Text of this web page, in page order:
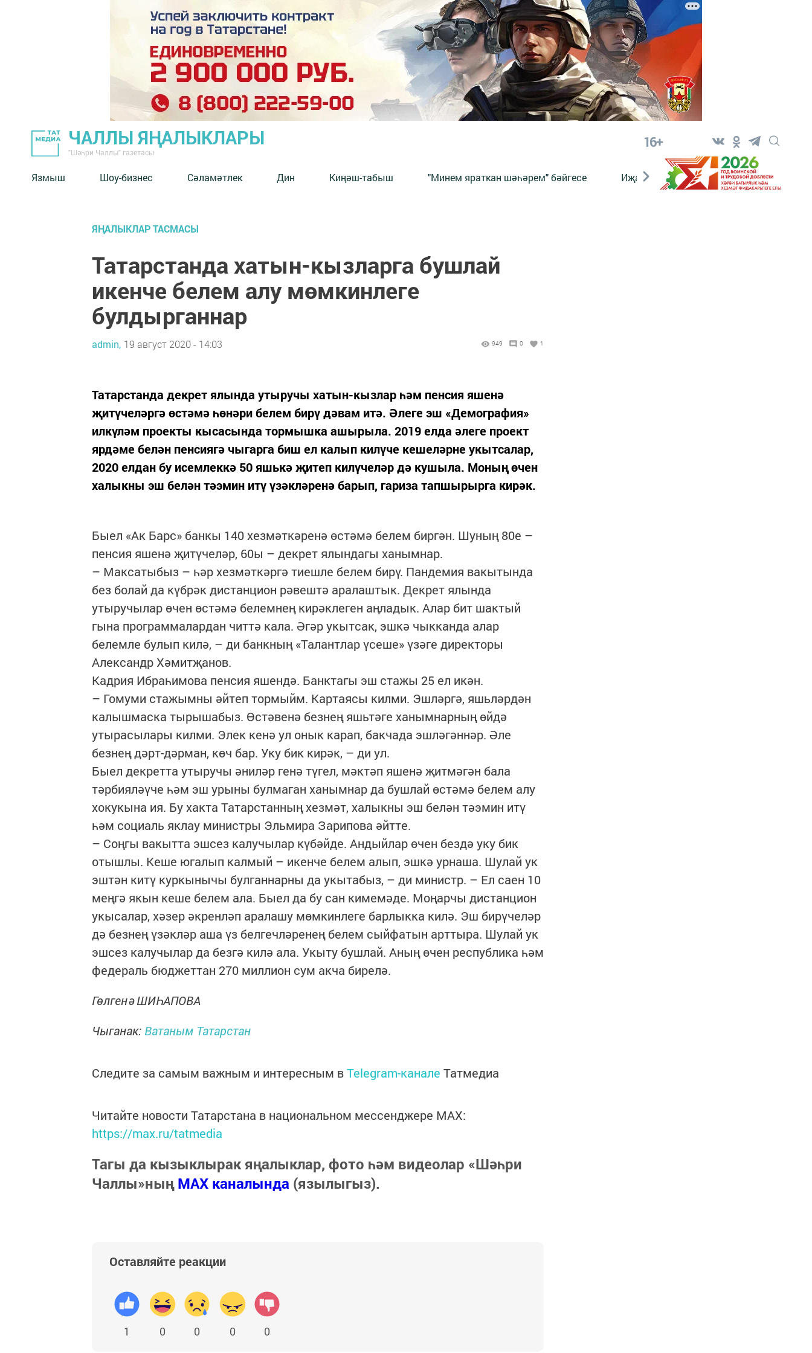
ЧАЛЛЫ ЯҢАЛЫКЛАРЫ
"Шәһри Чаллы" газетасы
16+
Язмыш Шоу-бизнес Сәламәтлек Дин Киңәш-табыш "Минем яраткан шәһәрем" бәйгесе Иҗат Реклама Онлайн
ЯҢАЛЫКЛАР ТАСМАСЫ
Татарстанда хатын-кызларга бушлай
икенче белем алу мөмкинлеге
булдырганнар
admin, 19 август 2020 - 14:03 949 0 1
Татарстанда декрет ялында утыручы хатын-кызлар һәм пенсия яшенә
җитүчеләргә өстәмә һөнәри белем бирү дәвам итә. Әлеге эш «Демография»
илкүләм проекты кысаcында тормышка ашырыла. 2019 елда әлеге проект
ярдәме белән пенсиягә чыгарга биш ел калып килүче кешеләрне укытсалар,
2020 елдан бу исемлеккә 50 яшькә җитеп килүчеләр дә кушыла. Моның өчен
халыкны эш белән тәэмин итү үзәкләренә барып, гариза тапшырырга кирәк.
Быел «Ак Барс» банкы 140 хезмәткәренә өстәмә белем биргән. Шуның 80е –
пенсия яшенә җитүчеләр, 60ы – декрет ялындагы ханымнар.
– Максатыбыз – һәр хезмәткәргә тиешле белем бирү. Пандемия вакытында
без болай да күбрәк дистанцион рәвештә аралаштык. Декрет ялында
утыручылар өчен өстәмә белемнең кирәклеген аңладык. Алар бит шактый
гына программалардан читтә кала. Әгәр укытсак, эшкә чыкканда алар
белемле булып килә, – ди банкның «Талантлар үсеше» үзәге директоры
Александр Хәмитҗанов.
Кадрия Ибраһимова пенсия яшендә. Банктагы эш стажы 25 ел икән.
– Гомуми стажымны әйтеп тормыйм. Картаясы килми. Эшләргә, яшьләрдән
калышмаска тырышабыз. Өстәвенә безнең яшьтәге ханымнарның өйдә
утырасылары килми. Элек кенә ул онык карап, бакчада эшләгәннәр. Әле
безнең дәрт-дәрман, көч бар. Уку бик кирәк, – ди ул.
Быел декретта утыручы әниләр генә түгел, мәктәп яшенә җитмәгән бала
тәрбияләүче һәм эш урыны булмаган ханымнар да бушлай өстәмә белем алу
хокукына ия. Бу хакта Татарстанның хезмәт, халыкны эш белән тәэмин итү
һәм социаль яклау министры Эльмира Зарипова әйтте.
– Соңгы вакытта эшсез калучылар күбәйде. Андыйлар өчен бездә уку бик
отышлы. Кеше югалып калмый – икенче белем алып, эшкә урнаша. Шулай ук
эштән китү куркынычы булганнарны да укытабыз, – ди министр. – Ел саен 10
меңгә якын кеше белем ала. Быел да бу сан кимемәде. Моңарчы дистанцион
укысалар, хәзер әкренләп аралашу мөмкинлеге барлыкка килә. Эш бирүчеләр
дә безнең үзәкләр аша үз белгечләренең белем сыйфатын арттыра. Шулай ук
эшсез калучылар да безгә килә ала. Укыту бушлай. Аның өчен республика һәм
федераль бюджеттан 270 миллион сум акча бирелә.
Гөлгенә ШИҺАПОВА
Чыганак: Ватаным Татарстан
Следите за самым важным и интересным вTelegram-канале Татмедиа
Читайте новости Татарстана в национальном мессенджере MАХ:
https://max.ru/tatmedia
Тагы да кызыклырак яңалыклар, фото һәм видеолар «Шәһри
Чаллы»ныңMAX каналында (язылыгыз).
Оставляйте реакции
1 0 0 0 0